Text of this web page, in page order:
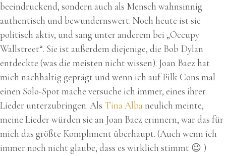
beeindruckend, sondern auch als Mensch wahnsinnig
authentisch und bewundernswert. Noch heute ist sie
politisch aktiv, und sang unter anderem bei „Occupy
Wallstreet“. Sie ist außerdem diejenige, die Bob Dylan
entdeckte (was die meisten nicht wissen). Joan Baez hat
mich nachhaltig geprägt und wenn ich auf Filk Cons mal
einen Solo-Spot mache versuche ich immer, eines ihrer
Lieder unterzubringen. Als Tina Albaneulich meinte,
meine Lieder würden sie an Joan Baez erinnern, war das für
mich das größte Kompliment überhaupt. (Auch wenn ich
immer noch nicht glaube, dass es wirklich stimmt 😉 )